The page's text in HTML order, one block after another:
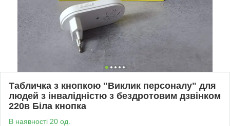
Табличка з кнопкою "Виклик персоналу" для
людей з інвалідністю з бездротовим дзвінком
220в Біла кнопка
В наявності 20 од.